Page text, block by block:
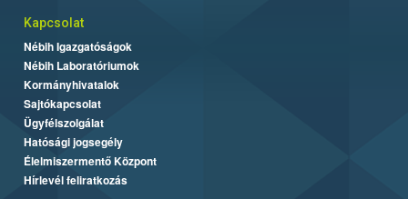
Kapcsolat
Nébih Igazgatóságok
Nébih Laboratóriumok
Kormányhivatalok
Sajtókapcsolat
Ügyfélszolgálat
Hatósági jogsegély
Élelmiszermentő Központ
Hírlevél feliratkozás